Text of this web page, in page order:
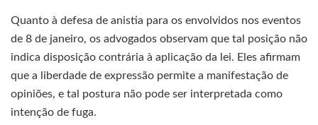
Quanto à defesa de anistia para os envolvidos nos eventos
de 8 de janeiro, os advogados observam que tal posição não
indica disposição contrária à aplicação da lei. Eles afirmam
que a liberdade de expressão permite a manifestação de
opiniões, e tal postura não pode ser interpretada como
intenção de fuga.